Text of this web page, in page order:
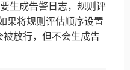
生成告警日志，规则评
果将规则评估顺序设置
被放行，但不会生成告